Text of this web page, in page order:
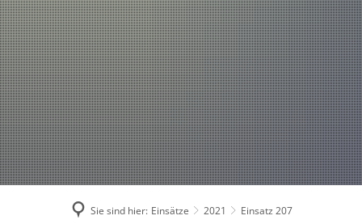
2023
2022
2021
Sie sind hier: Einsätze 2021 Einsatz 207